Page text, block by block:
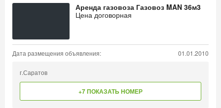
Аренда газовоза Газовоз MAN 36м3
Цена договорная
Дата размещения объявления: 01.01.2010
г.Саратов
+7 ПОКАЗАТЬ НОМЕР